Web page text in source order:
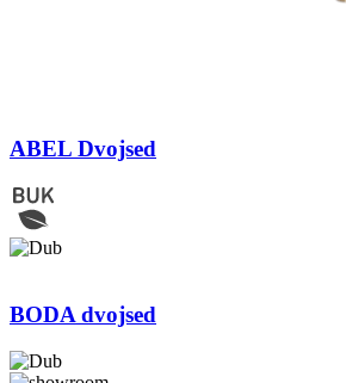
ABEL Dvojsed
BODA dvojsed